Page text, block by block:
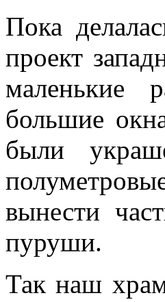
Пока
проект
маленькие
большие
были
вынести
пуруши.
Так наш